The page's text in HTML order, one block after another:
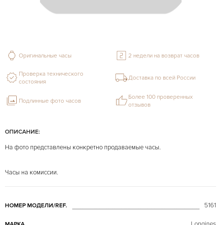
ОПИСАНИЕ:
На фото представлены конкретно продаваемые часы.
Часы на комиссии.
НОМЕР МОДЕЛИ/REF. 5161
Оригинальные часы 2 недели на возврат часов
Проверка технического
состояния
Доставка по всей России
Подлинные фото часов
Более 100 проверенных
отзывов